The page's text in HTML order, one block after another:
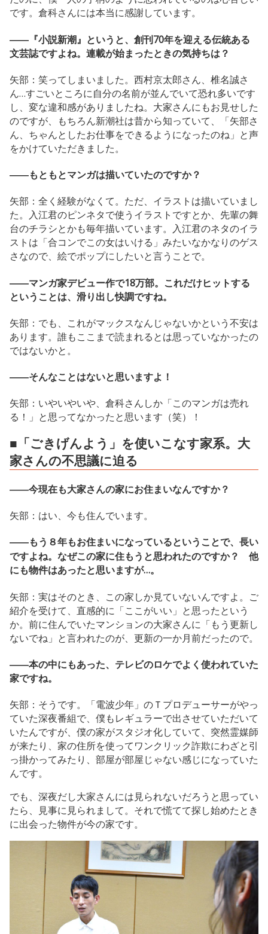
です。倉科さんには本当に感謝しています。
――『小説新潮』というと、創刊70年を迎える伝統ある
文芸誌ですよね。連載が始まったときの気持ちは？
矢部：笑ってしまいました。西村京太郎さん、椎名誠さ
ん…すごいところに自分の名前が並んでいて恐れ多いです
し、変な違和感がありましたね。大家さんにもお見せした
のですが、もちろん新潮社は昔から知っていて、「矢部さ
ん、ちゃんとしたお仕事をできるようになったのね」と声
をかけていただきました。
――もともとマンガは描いていたのですか？
矢部：全く経験がなくて。ただ、イラストは描いていまし
た。入江君のピンネタで使うイラストですとか、先輩の舞
台のチラシとかも毎年描いています。入江君のネタのイラ
ストは「合コンでこの女はいける」みたいなかなりのゲス
さなので、絵でポップにしたいと言うことで。
――マンガ家デビュー作で18万部。これだけヒットする
ということは、滑り出し快調ですね。
矢部：でも、これがマックスなんじゃないかという不安は
あります。誰もここまで読まれるとは思っていなかったの
ではないかと。
――そんなことはないと思いますよ！
矢部：いやいやいや、倉科さんしか「このマンガは売れ
る！」と思ってなかったと思います（笑）！
■「ごきげんよう」を使いこなす家系。大
家さんの不思議に迫る
――今現在も大家さんの家にお住まいなんですか？
矢部：はい、今も住んでいます。
――もう８年もお住まいになっているということで、長い
ですよね。なぜこの家に住もうと思われたのですか？ 他
にも物件はあったと思いますが…。
矢部：実はそのとき、この家しか見ていないんですよ。ご
紹介を受けて、直感的に「ここがいい」と思ったという
か。前に住んでいたマンションの大家さんに「もう更新し
ないでね」と言われたのが、更新の一か月前だったので。
――本の中にもあった、テレビのロケでよく使われていた
家ですね。
矢部：そうです。「電波少年」のＴプロデューサーがやっ
ていた深夜番組で、僕もレギュラーで出させていただいて
いたんですが、僕の家がスタジオ化していて、突然霊媒師
が来たり、家の住所を使ってワンクリック詐欺にわざと引
っ掛かってみたり、部屋が部屋じゃない感じになっていた
んです。
でも、深夜だし大家さんには見られないだろうと思ってい
たら、見事に見られまして。それで慌てて探し始めたとき
に出会った物件が今の家です。